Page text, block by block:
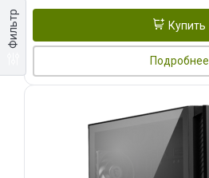
Фильтр Купить
Подробнее